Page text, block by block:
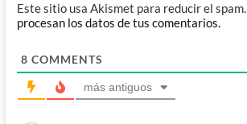
Este sitio usa Akismet para reducir el spam.
procesan los datos de tus comentarios.
8 COMMENTS
más antiguos